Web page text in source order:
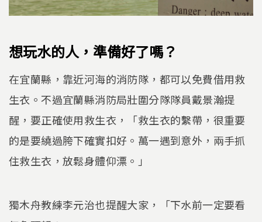
想玩水的人，準備好了嗎？
在宜蘭縣，靠近河海的消防隊，都可以免費借用救
生衣。不過宜蘭縣消防局壯圍分隊隊員戴景瀚提
醒，要正確使用救生衣，「救生衣的繫帶，很重要
的是要繞過胯下確實扣好。萬一遇到意外，兩手抓
住救生衣，放鬆身體仰漂。」
獨木舟教練李元治也提醒大家，「下水前一定要看